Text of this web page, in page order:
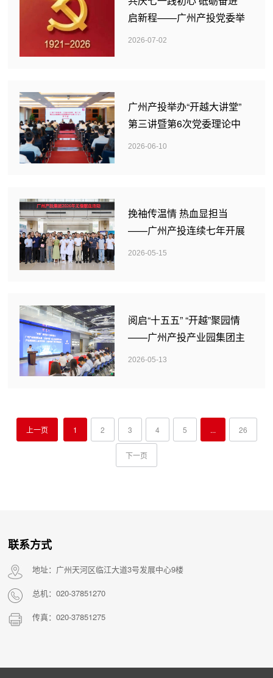
启新程——广州产投党委举
办庆祝中国共产党成立105
2026-07-02
广州产投举办“开越大讲堂”
第三讲暨第6次党委理论中
心组（扩大）学习会
2026-06-10
挽袖传温情 热血显担当
——广州产投连续七年开展
无偿献血活动
2026-05-15
阅启“十五五” “开越”聚园情
——广州产投产业园集团主
题阅读活动成功举办
2026-05-13
上一页 1 2 3 4 5 ... 26
下一页
联系方式
地址：广州天河区临江大道3号发展中心9楼
总机：020-37851270
传真：020-37851275